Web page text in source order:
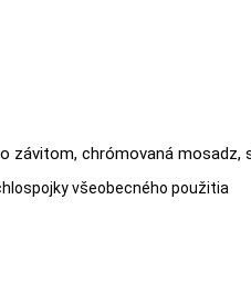
závitom, chrómovaná mosadz,
všeobecného použitia